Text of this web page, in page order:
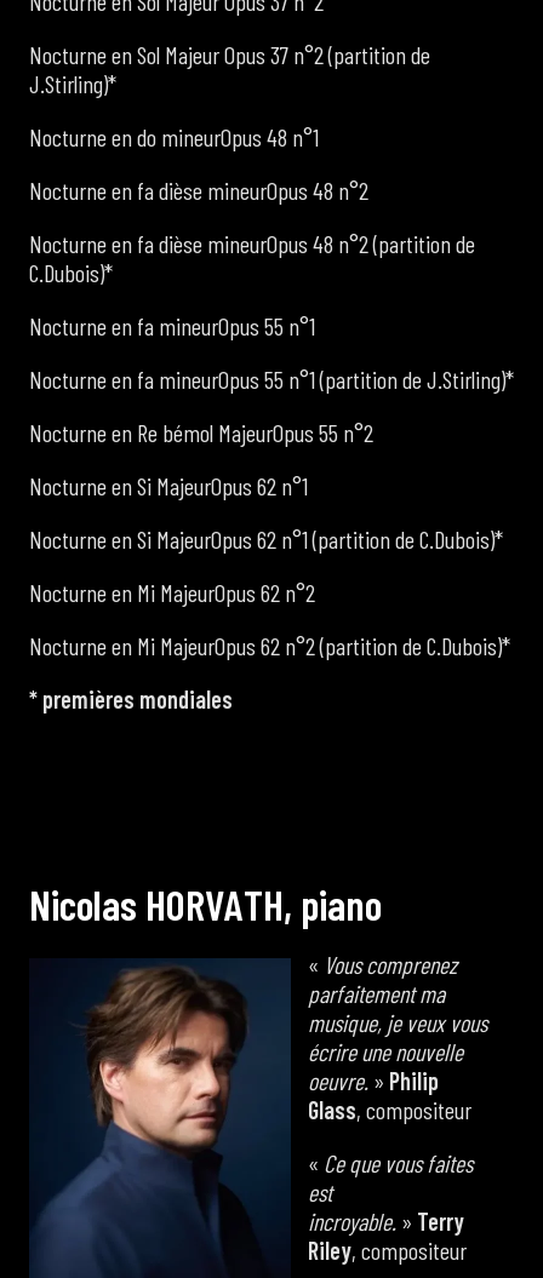
Nocturne en Sol Majeur Opus 37 n°2 (partition de
J.Stirling)*
Nocturne en do mineurOpus 48 n°1
Nocturne en fa dièse mineurOpus 48 n°2
Nocturne en fa dièse mineurOpus 48 n°2 (partition de
C.Dubois)*
Nocturne en fa mineurOpus 55 n°1
Nocturne en fa mineurOpus 55 n°1 (partition de J.Stirling)*
Nocturne en Re bémol MajeurOpus 55 n°2
Nocturne en Si MajeurOpus 62 n°1
Nocturne en Si MajeurOpus 62 n°1 (partition de C.Dubois)*
Nocturne en Mi MajeurOpus 62 n°2
Nocturne en Mi MajeurOpus 62 n°2 (partition de C.Dubois)*
* premières mondiales
Nicolas HORVATH, piano
« Vous comprenez
parfaitement ma
musique, je veux vous
écrire une nouvelle
oeuvre. » Philip
Glass, compositeur
« Ce que vous faites
est
incroyable. » Terry
Riley, compositeur